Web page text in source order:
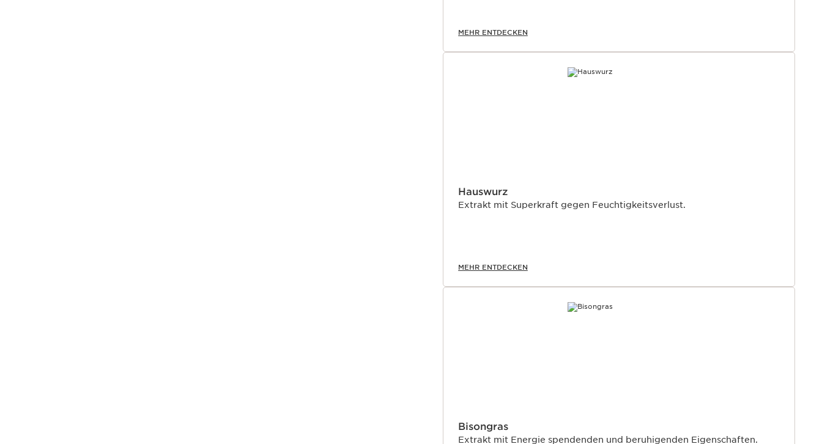
MEHR ENTDECKEN
Hauswurz
Extrakt mit Superkraft gegen Feuchtigkeitsverlust.
MEHR ENTDECKEN
Bisongras
Extrakt mit Energie spendenden und beruhigenden Eigenschaften.